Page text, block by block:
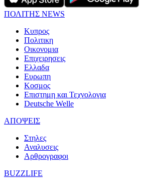
ΠΟΛΙΤΗΣ NEWS
Κυπρος
Πολιτικη
Οικονομια
Επιχειρησεις
Ελλαδα
Ευρωπη
Κοσμος
Επιστημη και Τεχνολογια
Deutsche Welle
ΑΠΟΨΕΙΣ
Στηλες
Αναλυσεις
Αρθρογραφοι
BUZZLIFE